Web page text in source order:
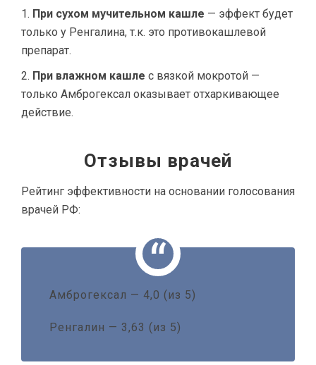
При сухом мучительном кашле — эффект будет
только у Ренгалина, т.к. это противокашлевой
препарат.
При влажном кашле с вязкой мокротой —
только Амброгексал оказывает отхаркивающее
действие.
Отзывы врачей
Рейтинг эффективности на основании голосования
врачей РФ:
Амброгексал — 4,0 (из 5)
Ренгалин — 3,63 (из 5)